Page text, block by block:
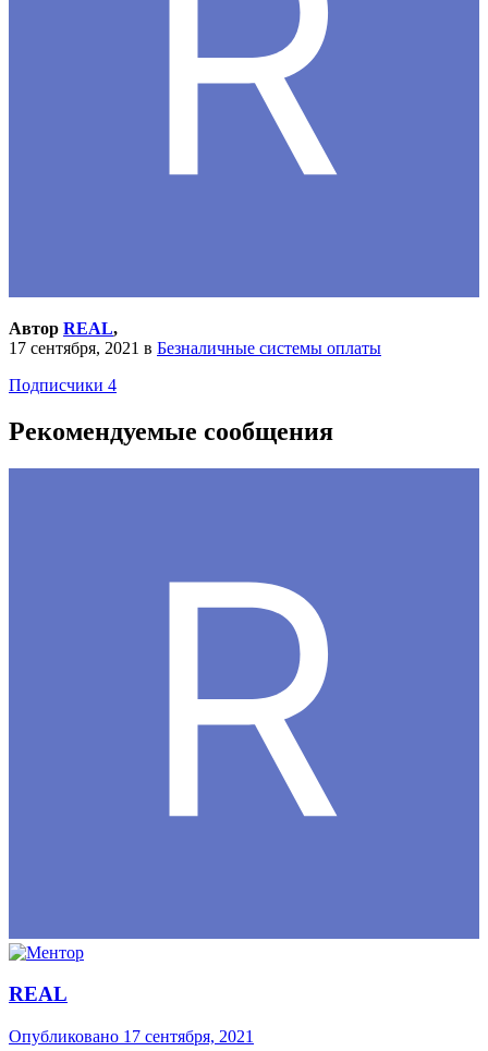
Автор REAL,
17 сентября, 2021 в Безналичные системы оплаты
Подписчики 4
Рекомендуемые сообщения
REAL
Опубликовано 17 сентября, 2021